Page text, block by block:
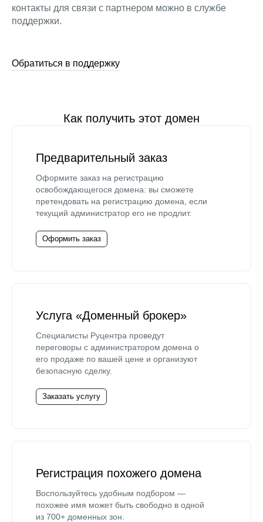
контакты для связи с партнером можно в службе
поддержки.
Обратиться в поддержку
Как получить этот домен
Предварительный заказ
Оформите заказ на регистрацию
освобождающегося домена: вы сможете
претендовать на регистрацию домена, если
текущий администратор его не продлит.
Оформить заказ
Услуга «Доменный брокер»
Специалисты Руцентра проведут
переговоры с администратором домена о
его продаже по вашей цене и организуют
безопасную сделку.
Заказать услугу
Регистрация похожего домена
Воспользуйтесь удобным подбором —
похожее имя может быть свободно в одной
из 700+ доменных зон.